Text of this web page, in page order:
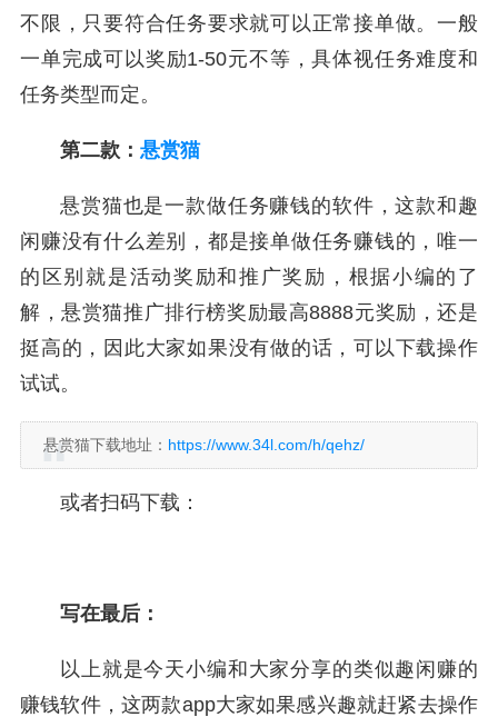
不限，只要符合任务要求就可以正常接单做。一般
一单完成可以奖励1-50元不等，具体视任务难度和
任务类型而定。
第二款： 悬赏猫
悬赏猫也是一款做任务赚钱的软件，这款和趣
闲赚没有什么差别，都是接单做任务赚钱的，唯一
的区别就是活动奖励和推广奖励，根据小编的了
解，悬赏猫推广排行榜奖励最高8888元奖励，还是
挺高的，因此大家如果没有做的话，可以下载操作
试试。
悬赏猫下载地址： https://www.34l.com/h/qehz/
或者扫码下载：
写在最后：
以上就是今天小编和大家分享的类似趣闲赚的
赚钱软件，这两款app大家如果感兴趣就赶紧去操作